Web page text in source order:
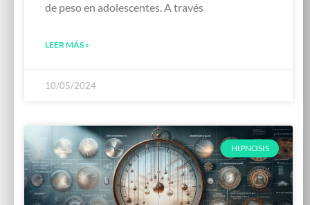
de peso en adolescentes. A través
LEER MÁS »
10/05/2024
HIPNOSIS